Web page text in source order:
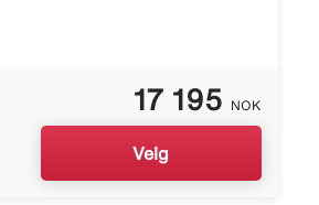
17 195 NOK
Velg